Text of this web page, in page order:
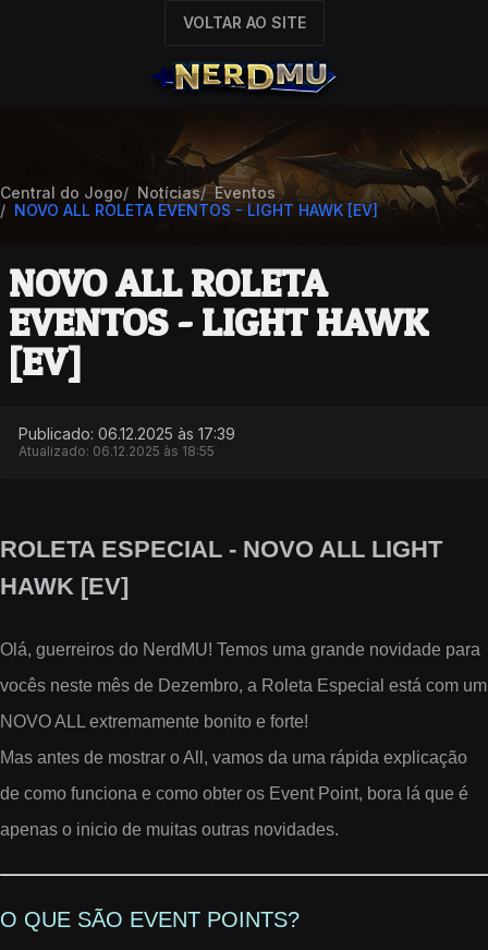
VOLTAR AO SITE
Central do Jogo Notícias
Eventos
NOVO ALL ROLETA EVENTOS - LIGHT HAWK [EV]
NOVO ALL ROLETA
EVENTOS - LIGHT HAWK
[EV]
Publicado: 06.12.2025 às 17:39
Atualizado: 06.12.2025 às 18:55
ROLETA ESPECIAL - NOVO ALL LIGHT
HAWK [EV]
Olá, guerreiros do NerdMU! Temos uma grande novidade para
vocês neste mês de Dezembro, a Roleta Especial está com um
NOVO ALL extremamente bonito e forte!
Mas antes de mostrar o All, vamos da uma rápida explicação
de como funciona e como obter os Event Point, bora lá que é
apenas o inicio de muitas outras novidades.
O QUE SÃO EVENT POINTS?